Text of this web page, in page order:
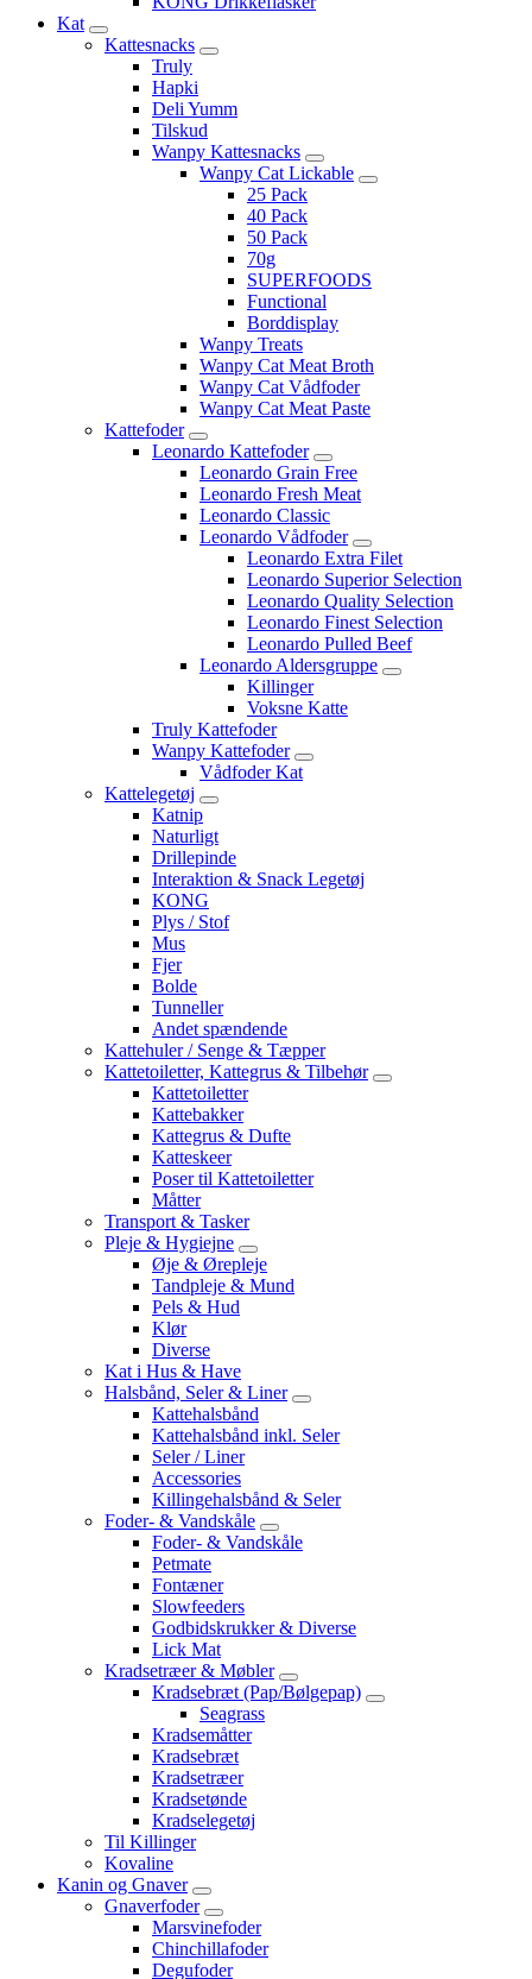
Kat
Kattesnacks
Truly
Hapki
Deli Yumm
Tilskud
Wanpy Kattesnacks
Wanpy Cat Lickable
25 Pack
40 Pack
50 Pack
70g
SUPERFOODS
Functional
Borddisplay
Wanpy Treats
Wanpy Cat Meat Broth
Wanpy Cat Vådfoder
Wanpy Cat Meat Paste
Kattefoder
Leonardo Kattefoder
Leonardo Grain Free
Leonardo Fresh Meat
Leonardo Classic
Leonardo Vådfoder
Leonardo Extra Filet
Leonardo Superior Selection
Leonardo Quality Selection
Leonardo Finest Selection
Leonardo Pulled Beef
Leonardo Aldersgruppe
Killinger
Voksne Katte
Truly Kattefoder
Wanpy Kattefoder
Vådfoder Kat
Kattelegetøj
Katnip
Naturligt
Drillepinde
Interaktion & Snack Legetøj
KONG
Plys / Stof
Mus
Fjer
Bolde
Tunneller
Andet spændende
Kattehuler / Senge & Tæpper
Kattetoiletter, Kattegrus & Tilbehør
Kattetoiletter
Kattebakker
Kattegrus & Dufte
Katteskeer
Poser til Kattetoiletter
Måtter
Transport & Tasker
Pleje & Hygiejne
Øje & Ørepleje
Tandpleje & Mund
Pels & Hud
Klør
Diverse
Kat i Hus & Have
Halsbånd, Seler & Liner
Kattehalsbånd
Kattehalsbånd inkl. Seler
Seler / Liner
Accessories
Killingehalsbånd & Seler
Foder- & Vandskåle
Foder- & Vandskåle
Petmate
Fontæner
Slowfeeders
Godbidskrukker & Diverse
Lick Mat
Kradsetræer & Møbler
Kradsebræt (Pap/Bølgepap)
Seagrass
Kradsemåtter
Kradsebræt
Kradsetræer
Kradsetønde
Kradselegetøj
Til Killinger
Kovaline
Kanin og Gnaver
Gnaverfoder
Marsvinefoder
Chinchillafoder
Degufoder